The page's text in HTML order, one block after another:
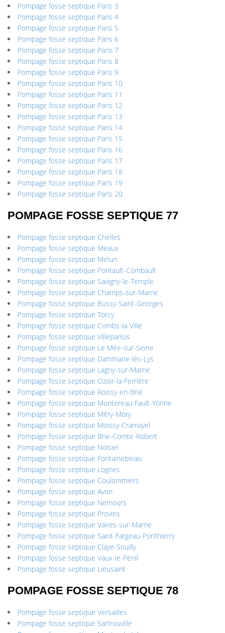
Pompage fosse septique Paris 3
Pompage fosse septique Paris 4
Pompage fosse septique Paris 5
Pompage fosse septique Paris 6
Pompage fosse septique Paris 7
Pompage fosse septique Paris 8
Pompage fosse septique Paris 9
Pompage fosse septique Paris 10
Pompage fosse septique Paris 11
Pompage fosse septique Paris 12
Pompage fosse septique Paris 13
Pompage fosse septique Paris 14
Pompage fosse septique Paris 15
Pompage fosse septique Paris 16
Pompage fosse septique Paris 17
Pompage fosse septique Paris 18
Pompage fosse septique Paris 19
Pompage fosse septique Paris 20
POMPAGE FOSSE SEPTIQUE 77
Pompage fosse septique Chelles
Pompage fosse septique Meaux
Pompage fosse septique Melun
Pompage fosse septique Pontault-Combault
Pompage fosse septique Savigny-le-Temple
Pompage fosse septique Champs-sur-Marne
Pompage fosse septique Bussy-Saint-Georges
Pompage fosse septique Torcy
Pompage fosse septique Combs-la-Ville
Pompage fosse septique Villeparisis
Pompage fosse septique Le Mée-sur-Seine
Pompage fosse septique Dammarie-lès-Lys
Pompage fosse septique Lagny-sur-Marne
Pompage fosse septique Ozoir-la-Ferrière
Pompage fosse septique Roissy-en-Brie
Pompage fosse septique Montereau-Fault-Yonne
Pompage fosse septique Mitry-Mory
Pompage fosse septique Moissy-Cramayel
Pompage fosse septique Brie-Comte-Robert
Pompage fosse septique Noisiel
Pompage fosse septique Fontainebleau
Pompage fosse septique Lognes
Pompage fosse septique Coulommiers
Pompage fosse septique Avon
Pompage fosse septique Nemours
Pompage fosse septique Provins
Pompage fosse septique Vaires-sur-Marne
Pompage fosse septique Saint-Fargeau-Ponthierry
Pompage fosse septique Claye-Souilly
Pompage fosse septique Vaux-le-Pénil
Pompage fosse septique Lieusaint
POMPAGE FOSSE SEPTIQUE 78
Pompage fosse septique Versailles
Pompage fosse septique Sartrouville